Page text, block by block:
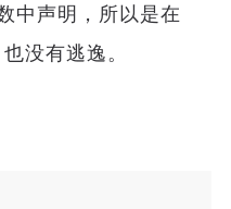
中声明，所以是在
没有逃逸。